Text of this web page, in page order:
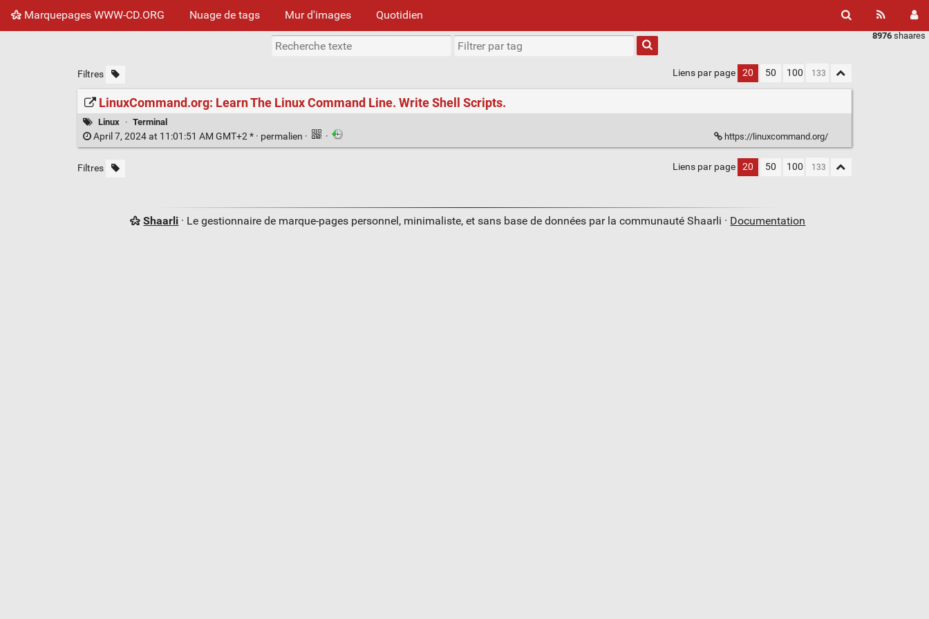
Marquepages WWW-CD.ORG Nuage de tags Mur d'images Quotidien
8976 shaares
Filtres Liens par page 20 50 100
LinuxCommand.org: Learn The Linux Command Line. Write Shell Scripts.
Linux · Terminal
April 7, 2024 at 11:01:51 AM GMT+2 * · permalien · · https://linuxcommand.org/
Filtres Liens par page 20 50 100
Shaarli · Le gestionnaire de marque-pages personnel, minimaliste, et sans base de données par la communauté Shaarli · Documentation